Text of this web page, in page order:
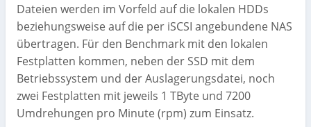
Dateien werden im Vorfeld auf die lokalen HDDs
beziehungsweise auf die per iSCSI angebundene NAS
übertragen. Für den Benchmark mit den lokalen
Festplatten kommen, neben der SSD mit dem
Betriebssystem und der Auslagerungsdatei, noch
zwei Festplatten mit jeweils 1 TByte und 7200
Umdrehungen pro Minute (rpm) zum Einsatz.